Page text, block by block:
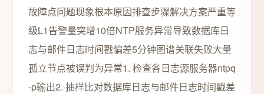
故障点问题现象根本原因排查步骤解决方案严重等
级L1告警量突增10倍NTP服务异常导致数据库日
志与邮件日志时间戳偏差5分钟图谱关联失败大量
孤立节点被误判为异常1. 检查各日志源服务器ntpq
-p输出2. 抽样比对数据库日志与邮件日志时间戳差